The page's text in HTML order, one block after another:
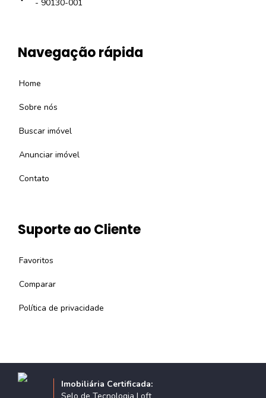
- 90130-001
Navegação rápida
Home
Sobre nós
Buscar imóvel
Anunciar imóvel
Contato
Suporte ao Cliente
Favoritos
Comparar
Política de privacidade
Imobiliária Certificada: